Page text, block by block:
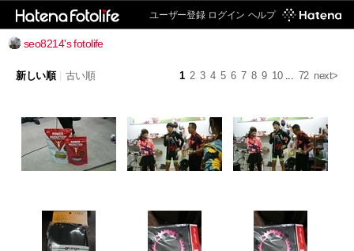
ユーザー登録 ログイン ヘルプ
seo8214's fotolife
1 2 3 4 5 6 7 8 9 10... 72 next>
新しい順 古い順